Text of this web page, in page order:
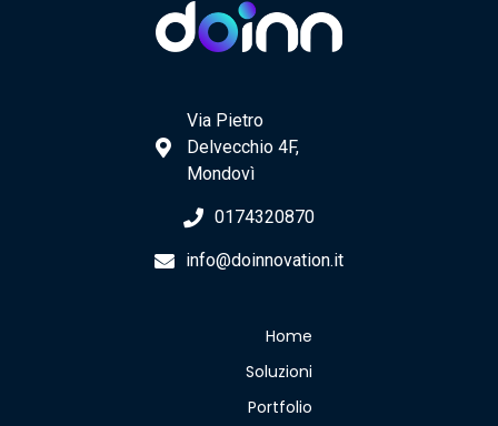
Via Pietro
Delvecchio 4F,
Mondovì
0174320870
info@doinnovation.it
Home
Soluzioni
Portfolio